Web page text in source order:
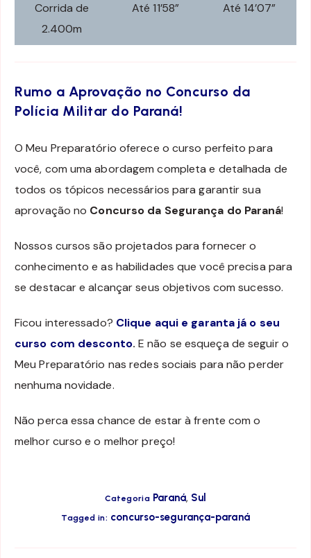
Corrida de
2.400m
Até 11’58” Até 14’07”
Rumo a Aprovação no Concurso da
Polícia Militar do Paraná!
O Meu Preparatório oferece o curso perfeito para
você, com uma abordagem completa e detalhada de
todos os tópicos necessários para garantir sua
aprovação no Concurso da Segurança do Paraná!
Nossos cursos são projetados para fornecer o
conhecimento e as habilidades que você precisa para
se destacar e alcançar seus objetivos com sucesso.
Ficou interessado? Clique aqui e garanta já o seu
curso com desconto. E não se esqueça de seguir o
Meu Preparatório nas redes sociais para não perder
nenhuma novidade.
Não perca essa chance de estar à frente com o
melhor curso e o melhor preço!
Categoria Paraná, Sul
Tagged in: concurso-segurança-paraná